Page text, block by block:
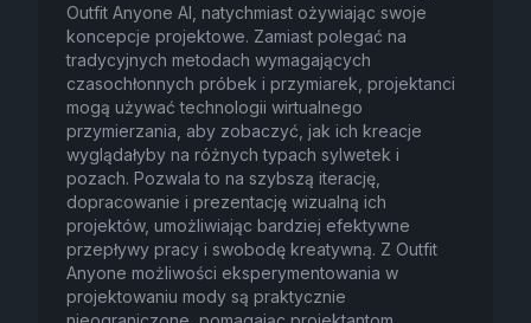
Outfit Anyone AI, natychmiast ożywiając swoje
koncepcje projektowe. Zamiast polegać na
tradycyjnych metodach wymagających
czasochłonnych próbek i przymiarek, projektanci
mogą używać technologii wirtualnego
przymierzania, aby zobaczyć, jak ich kreacje
wyglądałyby na różnych typach sylwetek i
pozach. Pozwala to na szybszą iterację,
dopracowanie i prezentację wizualną ich
projektów, umożliwiając bardziej efektywne
przepływy pracy i swobodę kreatywną. Z Outfit
Anyone możliwości eksperymentowania w
projektowaniu mody są praktycznie